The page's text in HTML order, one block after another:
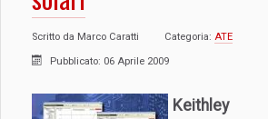
Scritto da Marco Caratti Categoria: ATE
Pubblicato: 06 Aprile 2009
Keithley